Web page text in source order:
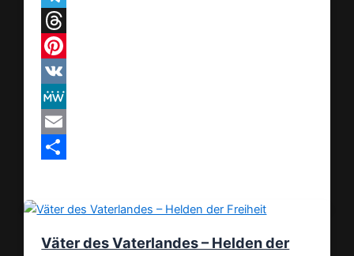
Telegram
Threads
Pinterest
VK
MeWe
Email
Väter des Vaterlandes – Helden der